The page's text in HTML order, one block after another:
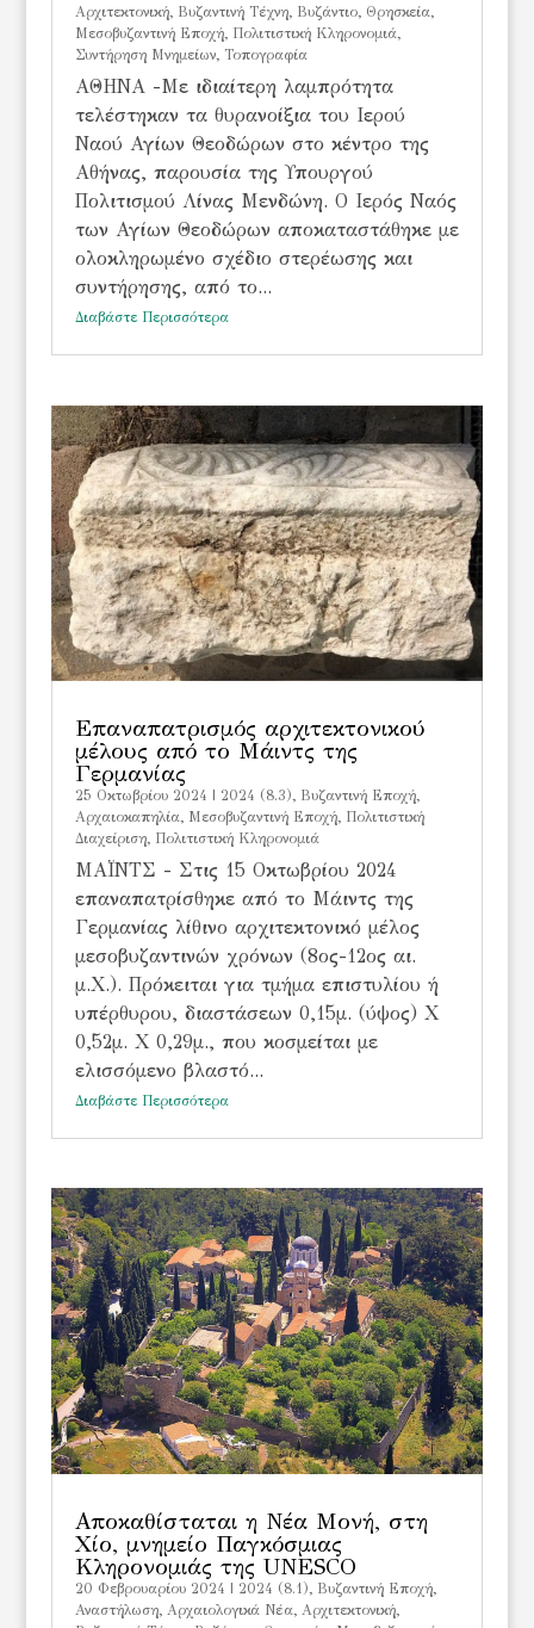
Αρχιτεκτονική, Βυζαντινή Τέχνη, Βυζάντιο, Θρησκεία,
Μεσοβυζαντινή Εποχή, Πολιτιστική Κληρονομιά,
Συντήρηση Μνημείων, Τοπογραφία
ΑΘΗΝΑ -Με ιδιαίτερη λαμπρότητα
τελέστηκαν τα θυρανοίξια του Ιερού
Ναού Αγίων Θεοδώρων στο κέντρο της
Αθήνας, παρουσία της Υπουργού
Πολιτισμού Λίνας Μενδώνη. Ο Ιερός Ναός
των Αγίων Θεοδώρων αποκαταστάθηκε με
ολοκληρωμένο σχέδιο στερέωσης και
συντήρησης, από το...
Διαβάστε Περισσότερα
Επαναπατρισμός αρχιτεκτονικού
μέλους από το Μάιντς της
Γερμανίας
25 Οκτωβρίου 2024 | 2024 (8.3) Bυζαντινή Εποχή,
Αρχαιοκαπηλία, Μεσοβυζαντινή Εποχή, Πολιτιστική
Διαχείριση, Πολιτιστική Κληρονομιά
ΜΑΪΝΤΣ - Στις 15 Οκτωβρίου 2024
επαναπατρίσθηκε από το Μάιντς της
Γερμανίας λίθινο αρχιτεκτονικό μέλος
μεσοβυζαντινών χρόνων (8ος-12ος αι.
μ.Χ.). Πρόκειται για τμήμα επιστυλίου ή
υπέρθυρου, διαστάσεων 0,15μ. (ύψος) Χ
0,52μ. Χ 0,29μ., που κοσμείται με
ελισσόμενο βλαστό...
Διαβάστε Περισσότερα
Αποκαθίσταται η Νέα Μονή, στη
Χίο, μνημείο Παγκόσμιας
Κληρονομιάς της UNESCO
20 Φεβρουαρίου 2024 2024 (8.1), Bυζαντινή Εποχή,
Αναστήλωση, Αρχαιολογικά Νέα, Αρχιτεκτονική,